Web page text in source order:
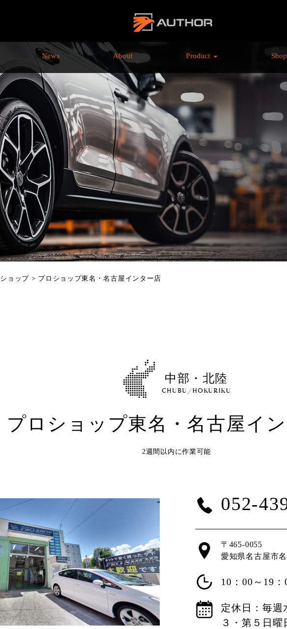
News About Product Shop
ショップ > プロショップ東名・名古屋インター店
中部・北陸
CHUBU/HOKURIKU
プロショップ東名・名古屋イ
2週間以内に作業可能
052-
〒465-0055
愛知県名古屋市
10：00～19：
定休日：毎週
３・第５日曜